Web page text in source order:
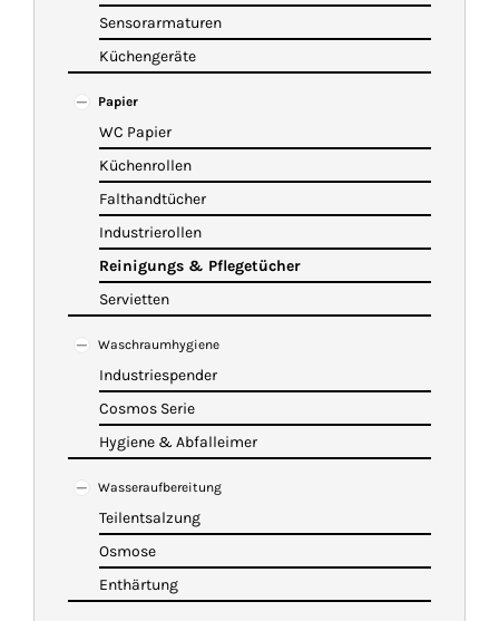
WARENKORB
Sensorarmaturen
Küchengeräte
Papier
WC Papier
Küchenrollen
Falthandtücher
Industrierollen
Reinigungs & Pflegetücher
Servietten
Waschraumhygiene
Industriespender
Cosmos Serie
Hygiene & Abfalleimer
Wasseraufbereitung
Teilentsalzung
Osmose
Enthärtung